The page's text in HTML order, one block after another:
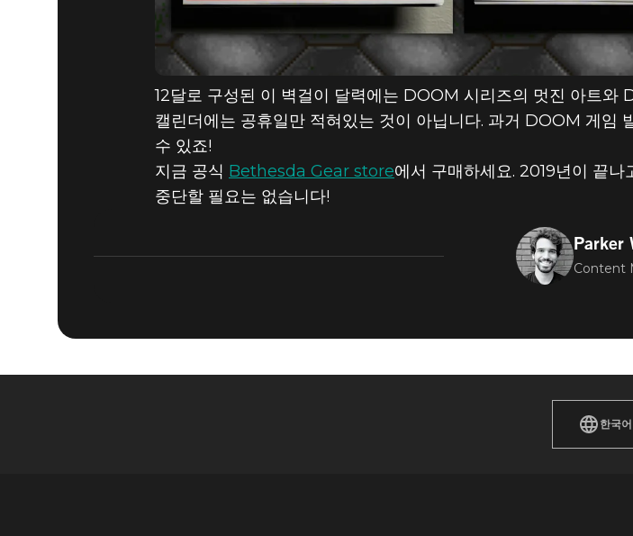
12달로 구성된 이 벽걸이 달력에는 DOOM 시리즈의 멋진 아트
캘린더에는 공휴일만 적혀있는 것이 아닙니다. 과거 DOOM 게임
수 있죠!
지금 공식 Bethesda Gear store에서 구매하세요. 2019년이 끝
중단할 필요는 없습니다!
Parker
Content
한국어